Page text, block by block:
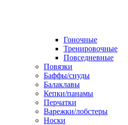
Гоночные
Тренировочные
Повседневные
Повязки
Баффы/снуды
Балаклавы
Кепки/панамы
Перчатки
Варежки/лобстеры
Носки